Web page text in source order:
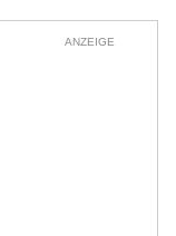
ANZEIGE